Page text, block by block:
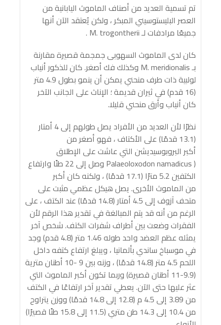
تم تسمية العديد من أصناف الماموث اليابانية من
العصر البليستوسيني المبكر ، ولكن يُعتقد الآن أنها
جميعًا مرادفات لـ M. trogontherii .
كان لدى الماموث السهوبى جمجمة قصيرة مقارنة
بـ M. meridionalis وكذلك فك أصغر. كان للذكور أنياب
لولبية ذات طرف منحني يمكن أن ينمو بطول 4.9 متر
(16 قدم) في ثيران قديمة ؛ الإناث على الجانب الآخر
كان أنياب وأرق منحني قليلا.
نظرًا لأن العديد من الأفراد يصل طولهم إلى 4 أمتار
(13.1 قدمًا) على الأكتاف ، فهو أصغر من
أكبر البروبوسيديشن التي عاشت على الإطلاق
( Palaeoloxodon namadicus وصل إلى 22 طنًا وارتفاع
الكتفين 5.2 مترًا (17.1 قدمًا) ، ولكنه كان أكبر
من الماموث الأخرى. يصل هيكل عظمي مثبت على
متحف آزوف إلى 4.5 أمتار (14.8 قدمًا) عند الكتف ، على
الرغم من أنه قد يتم المبالغة في تقدير هذا الرقم لأن
الفقرات وضعت بين أطراف شفرات الكتف. شخص آخر
يمثله عظم العضد واحد طوله 1.46 متر (4.8 قدم) وجد
في موسباخ ساندي بألمانيا ، ويبلغ ارتفاع كتفه داخل
اللحم 4.5 متر (14.8 قدمًا) ، وزنه بين 9 -10 أطنان مترية
(9.9-11 أطنان قصيرة) وربما تكون أكبر الماموث التي
عثر عليها حتى الآن. يعطي تقدير آخر ارتفاعًا في الكتف
من 3.89 إلى 4.5 م (12.8 إلى 14.8 قدمًا) ووزن يتراوح
من 10.4 إلى 14.3 طن متري (11.5 إلى 15.8 طنًا قصيرًا)